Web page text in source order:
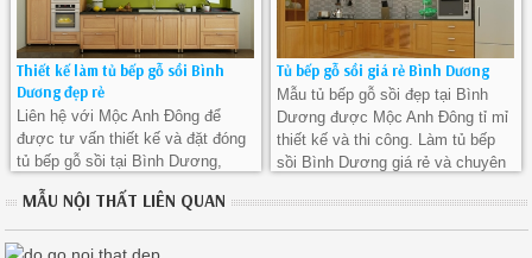
Thiết kế làm tủ bếp gỗ sồi Bình
Dương đẹp rẻ
Liên hệ với Mộc Anh Đông để
được tư vấn thiết kế và đặt đóng
tủ bếp gỗ sồi tại Bình Dương,
xưởng mộc chuyên làm tủ bếp sồi
đẹp ở Bình Dương
Tủ bếp gỗ sồi giá rẻ Bình Dương
Mẫu tủ bếp gỗ sồi đẹp tại Bình
Dương được Mộc Anh Đông tỉ mỉ
thiết kế và thi công. Làm tủ bếp
sồi Bình Dương giá rẻ và chuyên
MẪU NỘI THẤT LIÊN QUAN